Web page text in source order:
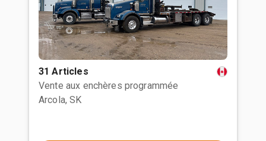
31 Articles
Vente aux enchères programmée
Arcola, SK